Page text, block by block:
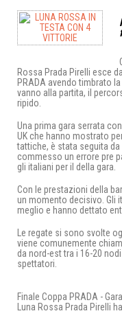
Rossa Prada Pirelli esce
PRADA avendo timbrato
vanno alla partita, il
ripido.
Una prima gara serrata
UK che hanno mostrato
tattiche, è stata seguita
commesso un errore pre
gli italiani per il della gara.
Con le prestazioni della
un momento decisivo. Gli
meglio e hanno dettato
Le regate si sono svolte
viene comunemente
da nord-est tra i 16-20
spettatori.
Finale Coppa PRADA -
Luna Rossa Prada Pirelli